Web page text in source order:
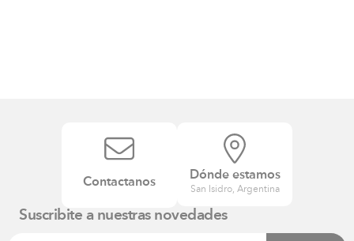
Contactanos
Dónde estamos
San Isidro, Argentina
Suscribite a nuestras novedades